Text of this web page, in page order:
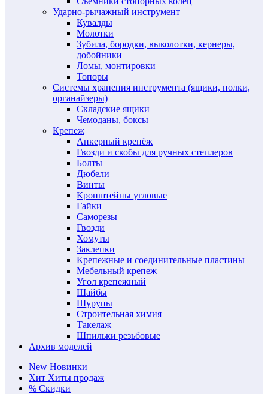
Ударно-рычажный инструмент
Кувалды
Молотки
Зубила, бородки, выколотки, кернеры,
добойники
Ломы, монтировки
Топоры
Системы хранения инструмента (ящики, полки,
органайзеры)
Складские ящики
Чемоданы, боксы
Крепеж
Анкерный крепёж
Гвозди и скобы для ручных степлеров
Болты
Дюбели
Винты
Кронштейны угловые
Гайки
Саморезы
Гвозди
Хомуты
Заклепки
Крепежные и соединительные пластины
Мебельный крепеж
Угол крепежный
Шайбы
Шурупы
Строительная химия
Такелаж
Шпильки резьбовые
Архив моделей
New Новинки
Хит Хиты продаж
% Скидки